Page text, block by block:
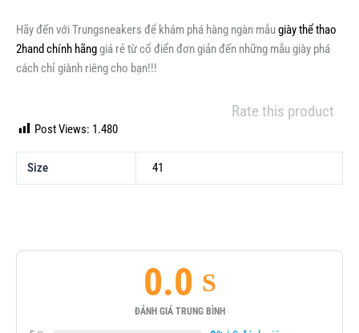
Hãy đến với Trungsneakers để khám phá hàng ngàn mẫugiày thể thao
2hand chính hãnggiá rẻ từ cổ điển đơn giản đến những mẫu giày phá
cách chỉ giành riêng cho bạn!!!
Rate this product
Post Views: 1.480
Size 41
0.0
ĐÁNH GIÁ TRUNG BÌNH